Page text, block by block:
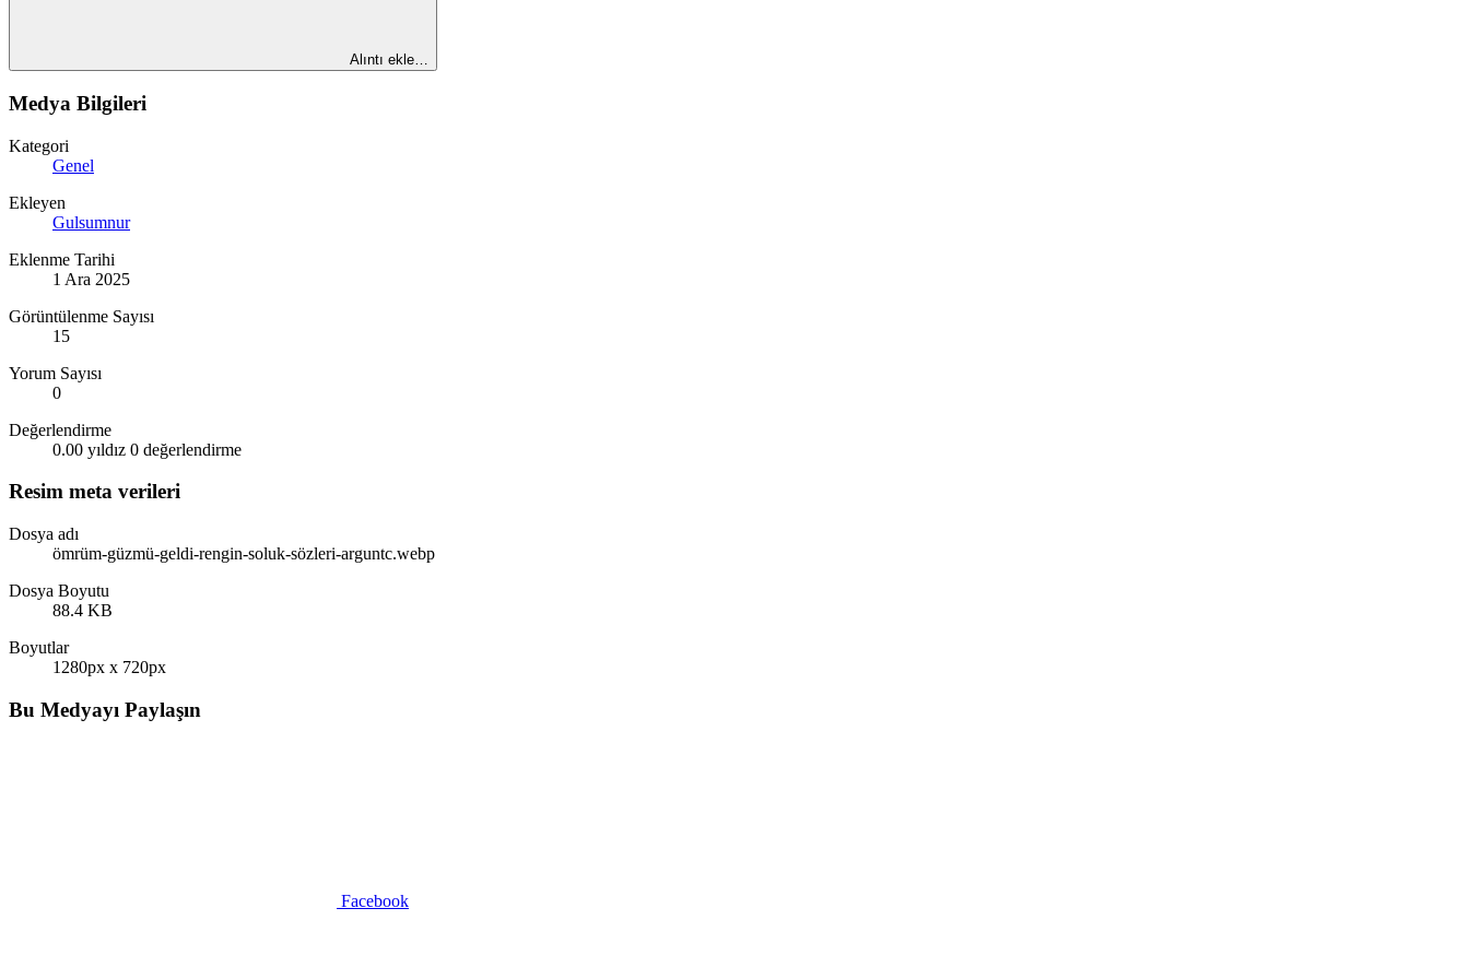
Alıntı ekle…
Medya Bilgileri
Kategori
Genel
Ekleyen
Gulsumnur
Eklenme Tarihi
1 Ara 2025
Görüntülenme Sayısı
15
Yorum Sayısı
0
Değerlendirme
0.00 yıldız 0 değerlendirme
Resim meta verileri
Dosya adı
ömrüm-güzmü-geldi-rengin-soluk-sözleri-arguntc.webp
Dosya Boyutu
88.4 KB
Boyutlar
1280px x 720px
Bu Medyayı Paylaşın
Facebook